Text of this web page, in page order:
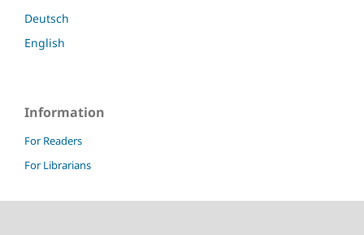
Deutsch
English
Information
For Readers
For Librarians